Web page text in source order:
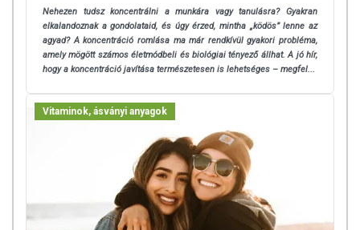
Nehezen tudsz koncentrálni a munkára vagy tanulásra? Gyakran
elkalandoznak a gondolataid, és úgy érzed, mintha „ködös” lenne az
agyad? A koncentráció romlása ma már rendkívül gyakori probléma,
amely mögött számos életmódbeli és biológiai tényező állhat.A jó hír,
hogy a koncentráció javítása természetesen is lehetséges – megfel...
Vitaminok, ásványi anyagok